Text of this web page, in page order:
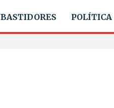
BASTIDORES POLÍTICA